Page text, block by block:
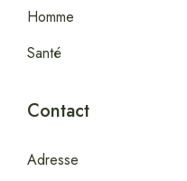
Homme
Santé
Contact
Adresse